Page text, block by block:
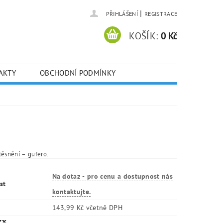
PŘIHLÁŠENÍ | REGISTRACE
KOŠÍK: 0 Kč
OBCHODNÍ PODMÍNKY
– gufero.
Na dotaz - pro cenu a dostupnost nás
kontaktujte.
143,99 Kč včetně DPH